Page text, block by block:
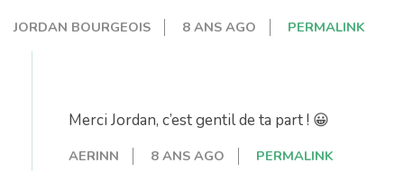
JORDAN BOURGEOIS 8 ANS AGO PERMALINK
Merci Jordan, c’est gentil de ta part ! 😀
AERINN 8 ANS AGO PERMALINK